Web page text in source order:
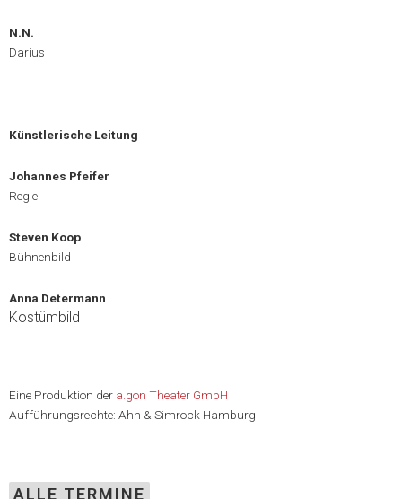
N.N.
Darius
Künstlerische Leitung
Johannes Pfeifer
Regie
Steven Koop
Bühnenbild
Anna Determann
Kostümbild
Eine Produktion der a.gon Theater GmbH
Aufführungsrechte: Ahn & Simrock Hamburg
ALLE TERMINE